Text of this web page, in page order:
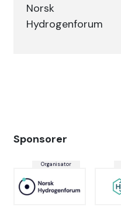
Norsk
Hydrogenforum
Sponsorer
Organisator